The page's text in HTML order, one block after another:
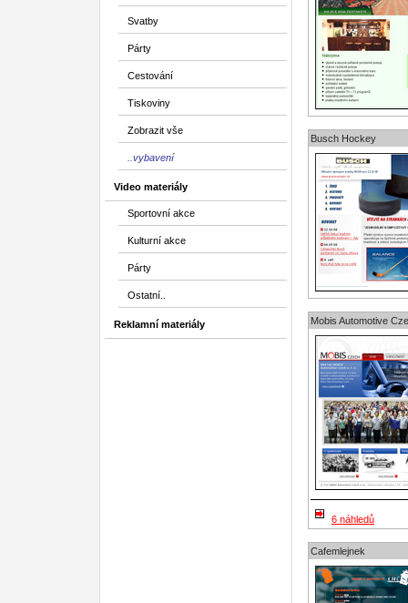
Busch Hockey
Mobis Automotive
6 náhledů
Cafemlejnek
Svatby
Párty
Cestování
Tiskoviny
Zobrazit vše
..vybavení
Video materiály
Sportovní akce
Kulturní akce
Párty
Ostatní..
Reklamní materiály